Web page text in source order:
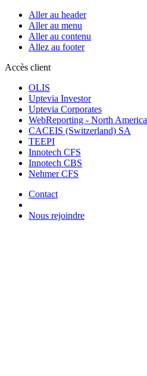
Aller au header
Aller au menu
Aller au contenu
Allez au footer
Accès client
OLIS
Uptevia Investor
Uptevia Corporates
WebReporting - North America
CACEIS (Switzerland) SA
TEEPI
Innotech CFS
Innotech CBS
Nehmer CFS
Contact
Nous rejoindre